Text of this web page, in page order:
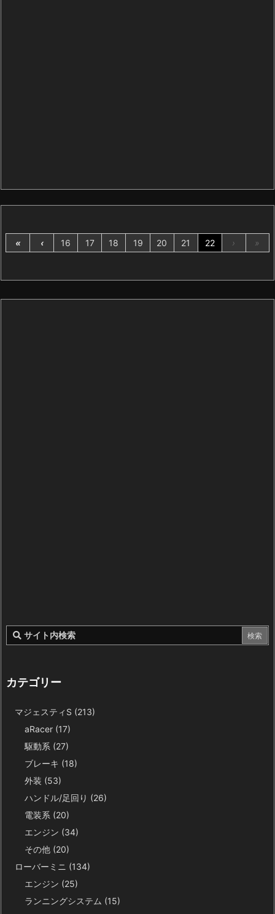
« ‹ 16 17 18 19 20 21 22 › »
カテゴリー
マジェスティS (213)
aRacer (17)
駆動系 (27)
ブレーキ (18)
外装 (53)
ハンドル/足回り (26)
電装系 (20)
エンジン (34)
その他 (20)
ローバーミニ (134)
エンジン (25)
ランニングシステム (15)